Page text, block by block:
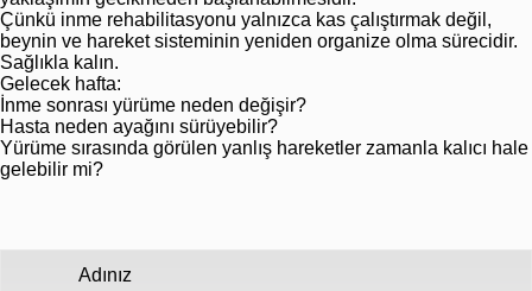
Çünkü inme rehabilitasyonu yalnızca kas çalıştırmak değil,
beynin ve hareket sisteminin yeniden organize olma sürecidir.
Sağlıkla kalın.
Gelecek hafta:
İnme sonrası yürüme neden değişir?
Hasta neden ayağını sürüyebilir?
Yürüme sırasında görülen yanlış hareketler zamanla kalıcı hale
gelebilir mi?
Adınız